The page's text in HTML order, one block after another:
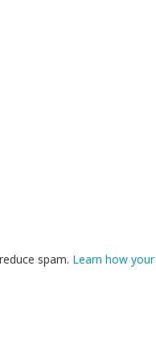
spam. Learn how